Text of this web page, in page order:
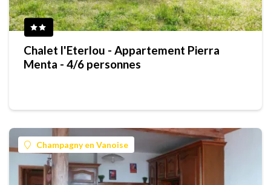
Chalet l'Eterlou - Appartement Pierra
Menta - 4/6 personnes
Champagny en Vanoise